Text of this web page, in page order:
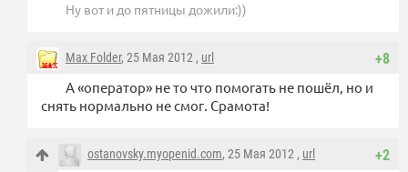
Ну вот и до пятницы дожили:))
+8
Max Folder, 25 Мая 2012 , url
А «оператор» не то что помогать не пошёл, но и
снять нормально не смог. Срамота!
+2
ostanovsky.myopenid.com, 25 Мая 2012 , url